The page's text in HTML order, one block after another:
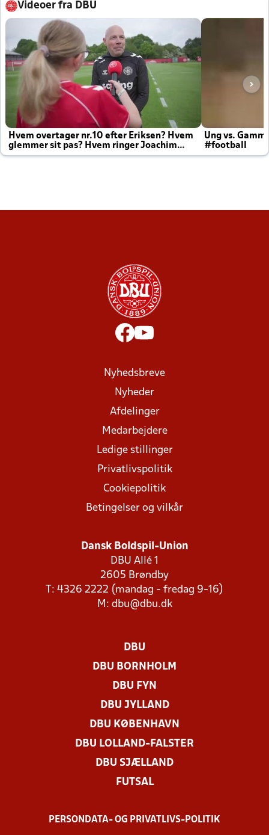
Videoer fra DBU
Hvem overtager nr.10 efter Eriksen? Hvem
glemmer sit pas? Hvem ringer Joachim
altid til efter kampe?
Ung vs.
#football
Nyhedsbreve
Nyheder
Afdelinger
Medarbejdere
Ledige stillinger
Privatlivspolitik
Cookiepolitik
Betingelser og vilkår
Dansk Boldspil-Union
DBU Allé 1
2605 Brøndby
T: 4326 2222 (mandag - fredag 9-16)
M: dbu@dbu.dk
DBU
DBU BORNHOLM
DBU FYN
DBU JYLLAND
DBU KØBENHAVN
DBU LOLLAND-FALSTER
DBU SJÆLLAND
FUTSAL
PERSONDATA- OG PRIVATLIVS-POLITIK